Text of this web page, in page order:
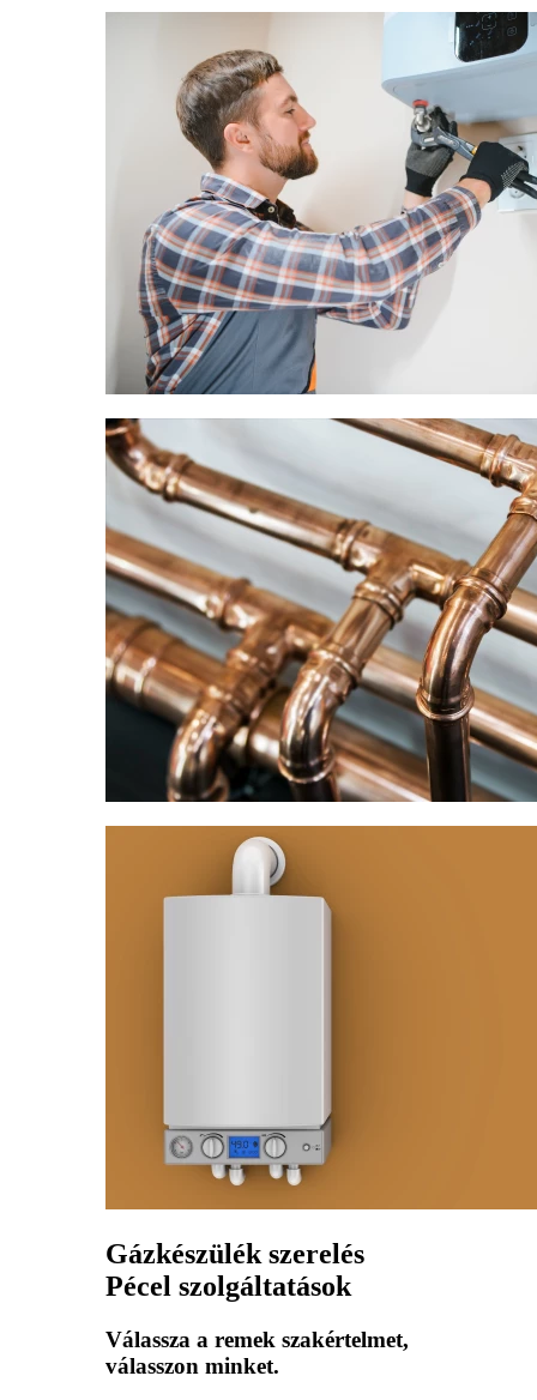
Gázkészülék szerelés
Pécel szolgáltatások
Válassza a remek szakértelmet,
válasszon minket.